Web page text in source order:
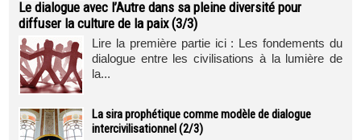
Le dialogue avec l’Autre dans sa pleine diversité pour
diffuser la culture de la paix (3/3)
Lire la première partie ici : Les fondements du
dialogue entre les civilisations à la lumière de
la...
La sira prophétique comme modèle de dialogue
intercivilisationnel (2/3)